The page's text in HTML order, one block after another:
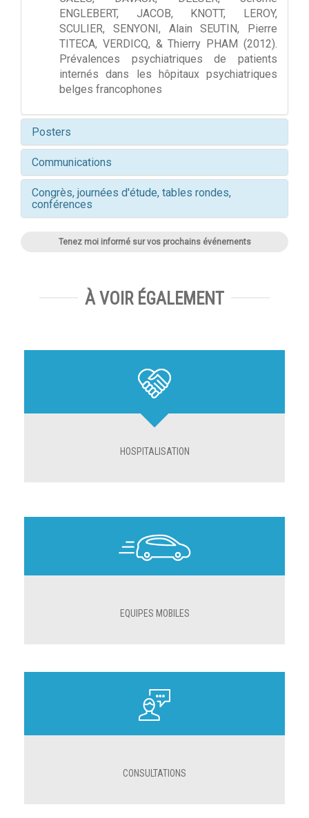
ENGLEBERT, JACOB, KNOTT, LEROY,
SCULIER, SENYONI, Alain SEUTIN, Pierre
TITECA, VERDICQ, & Thierry PHAM (2012).
Prévalences psychiatriques de patients
internés dans les hôpitaux psychiatriques
belges francophones
Posters
Communications
Congrès, journées d'étude, tables rondes,
conférences
Tenez moi informé sur vos prochains événements
À VOIR ÉGALEMENT
HOSPITALISATION
EQUIPES MOBILES
CONSULTATIONS